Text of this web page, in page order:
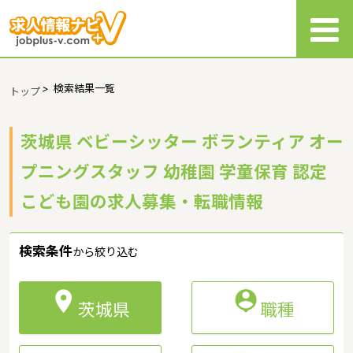
トップ> 検索結果一覧
茨城県 ベビーシッター ボランティア オー
プニングスタッフ 幼稚園 学童保育 認定
こども園の求人募集・転職情報
検索条件から絞り込む
 茨城県 職種